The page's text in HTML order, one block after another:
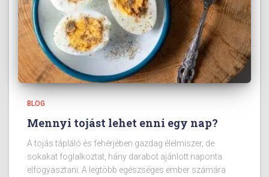
BLOG
Mennyi tojást lehet enni egy nap?
A tojás tápláló és fehérjében gazdag élelmiszer, de
sokakat foglalkoztat, hány darabot ajánlott naponta
elfogyasztani. A legtöbb egészséges ember számára